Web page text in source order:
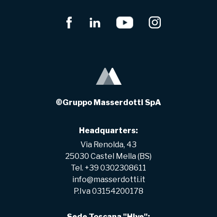
©Gruppo Masserdotti SpA
Headquarters:
Via Renolda, 43
25030 Castel Mella (BS)
Tel. +39 0302308611
info@masserdotti.it
P.Iva 03154200178